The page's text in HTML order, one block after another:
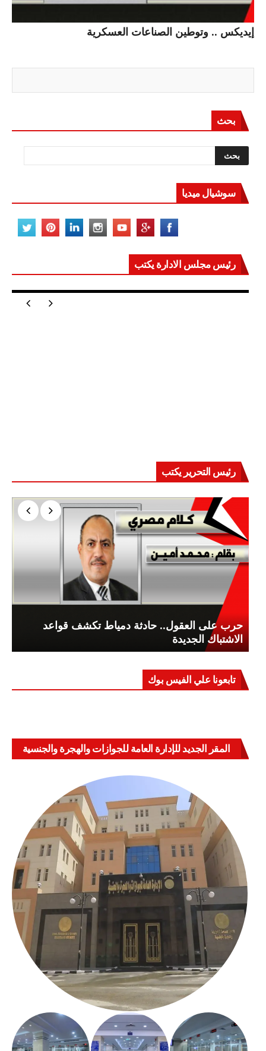
إيديكس .. وتوطين الصناعات العسكرية
بحث
سوشيال ميديا
رئيس مجلس الادارة يكتب
مصر تعيد للعالم اتزانه
رئيس التحرير يكتب
حرب على العقول.. حادثة دمياط تكشف قواعد
الاشتباك الجديدة
تابعونا علي الفيس بوك
المقر الجديد للإدارة العامة للجوازات والهجرة والجنسية